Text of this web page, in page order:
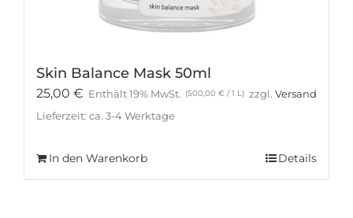
Skin Balance Mask 50ml
25,00 € Enthält 19% MwSt. (500,00€ / 1 L) zzgl. Versand
Lieferzeit: ca. 3-4 Werktage
In den Warenkorb Details